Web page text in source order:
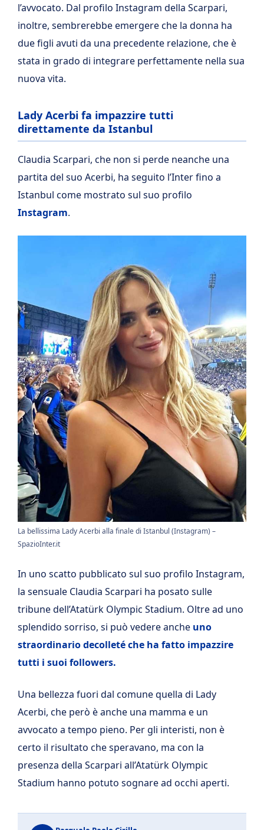
l’avvocato. Dal profilo Instagram della Scarpari,
inoltre, sembrerebbe emergere che la donna ha
due figli avuti da una precedente relazione, che è
stata in grado di integrare perfettamente nella sua
nuova vita.
Lady Acerbi fa impazzire tutti
direttamente da Istanbul
Claudia Scarpari, che non si perde neanche una
partita del suo Acerbi, ha seguito l’Inter fino a
Istanbul come mostrato sul suo profilo
Instagram.
La bellissima Lady Acerbi alla finale di Istanbul (Instagram) –
SpazioInter.it
In uno scatto pubblicato sul suo profilo Instagram,
la sensuale Claudia Scarpari ha posato sulle
tribune dell’Atatürk Olympic Stadium. Oltre ad uno
splendido sorriso, si può vedere anche uno
straordinario decolleté che ha fatto impazzire
tutti i suoi followers.
Una bellezza fuori dal comune quella di Lady
Acerbi, che però è anche una mamma e un
avvocato a tempo pieno. Per gli interisti, non è
certo il risultato che speravano, ma con la
presenza della Scarpari all’Atatürk Olympic
Stadium hanno potuto sognare ad occhi aperti.